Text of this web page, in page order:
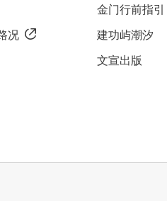
况
金门行前指引
建功屿潮汐
文宣出版